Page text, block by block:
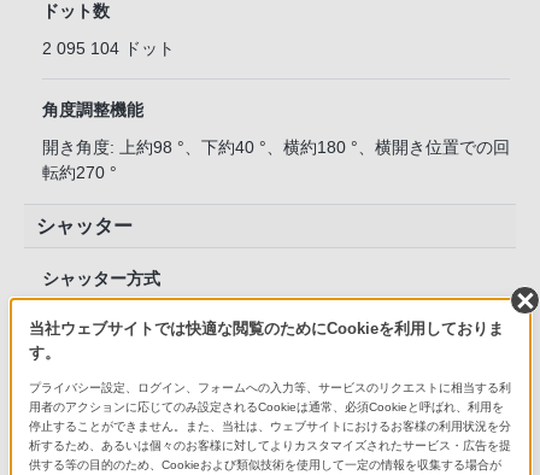
ドット数
2 095 104 ドット
角度調整機能
開き角度: 上約98 °、下約40 °、横約180 °、横開き位置での回
転約270 °
シャッター
シャッター方式
電子シャッター
シャッター速度範囲
静止画撮影時: 1/80000-30 秒、バルブ、動画撮影時: 1/8000-1
秒
当社ウェブサイトでは快適な閲覧のためにCookieを利用しておりま
す。
プライバシー設定、ログイン、フォームへの入力等、サービスのリクエストに相当する利
用者のアクションに応じてのみ設定されるCookieは通常、必須Cookieと呼ばれ、利用を
停止することができません。また、当社は、ウェブサイトにおけるお客様の利用状況を分
析するため、あるいは個々のお客様に対してよりカスタマイズされたサービス・広告を提
供する等の目的のため、Cookieおよび類似技術を使用して一定の情報を収集する場合が